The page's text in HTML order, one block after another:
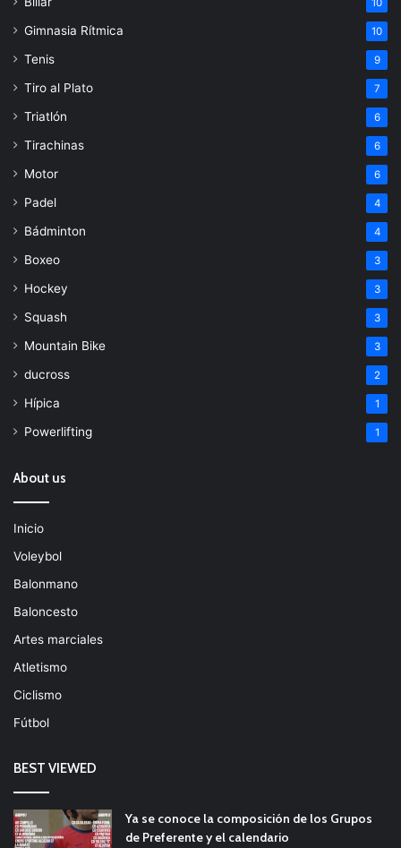
Gimnasia Rítmica 10
Tenis 9
Tiro al Plato 7
Triatlón 6
Tirachinas 6
Motor 6
Padel 4
Bádminton 4
Boxeo 3
Hockey 3
Squash 3
Mountain Bike 3
ducross 2
Hípica 1
Powerlifting 1
About us
Inicio
Voleybol
Balonmano
Baloncesto
Artes marciales
Atletismo
Ciclismo
Fútbol
BEST VIEWED
Ya se conoce la composición de los Grupos
de Preferente y el calendario